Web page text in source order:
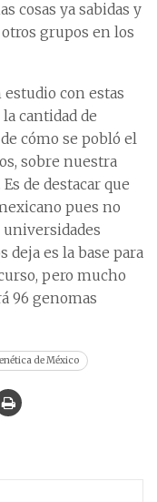
cosas ya sabidas y
grupos en los
estudio con estas
cantidad de
cómo se pobló el
sobre nuestra
de destacar que
pues no
universidades
deja es la base para
pero mucho
96 genomas
de México